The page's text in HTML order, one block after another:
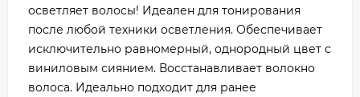
осветляет волосы! Идеален для тонирования
после любой техники осветления. Обеспечивает
исключительно равномерный, однородный цвет с
виниловым сиянием. Восстанавливает волокно
волоса. Идеально подходит для ранее